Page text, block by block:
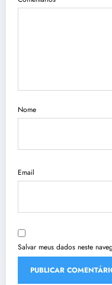
Nome
Email
Salvar meus dados neste